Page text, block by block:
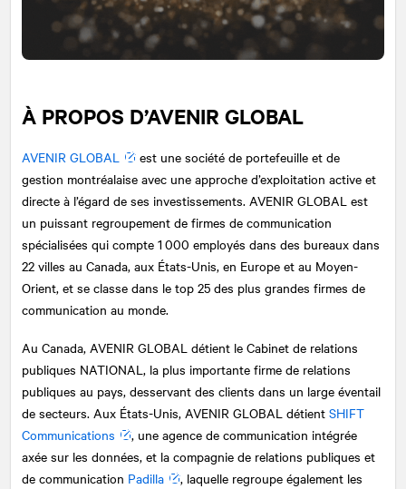
À PROPOS D’AVENIR GLOBAL
AVENIR GLOBAL
est une société de portefeuille et de
gestion montréalaise avec une approche d’exploitation active et
directe à l’égard de ses investissements. AVENIR GLOBAL est
un puissant regroupement de firmes de communication
spécialisées qui compte 1 000 employés dans des bureaux dans
22 villes au Canada, aux États-Unis, en Europe et au Moyen-
Orient, et se classe dans le top 25 des plus grandes firmes de
communication au monde.
Au Canada, AVENIR GLOBAL détient le Cabinet de relations
publiques NATIONAL, la plus importante firme de relations
publiques au pays, desservant des clients dans un large éventail
de secteurs. Aux États-Unis, AVENIR GLOBAL détient SHIFT
Communications
, une agence de communication intégrée
axée sur les données, et la compagnie de relations publiques et
de communication Padilla
, laquelle regroupe également les